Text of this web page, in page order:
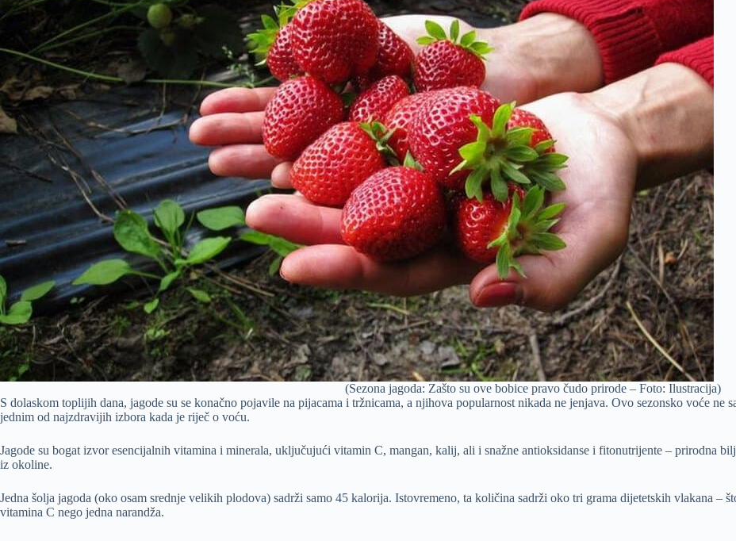
(Sezona jagoda: Zašto su ove bobice pravo čudo prirode – Foto: Ilustracija)
S dolaskom toplijih dana, jagode su se konačno pojavile na pijacama i tržnicama, a njihova popularnost nikada ne jenjava. Ovo sezonsko voće ne
jednim od najzdravijih izbora kada je riječ o voću.
Jagode su bogat izvor esencijalnih vitamina i minerala, uključujući vitamin C, mangan, kalij, ali i snažne antioksidanse i fitonutrijente – prirodna
iz okoline.
Jedna šolja jagoda (oko osam srednje velikih plodova) sadrži samo 45 kalorija. Istovremeno, ta količina sadrži oko tri grama dijetetskih vlakana –
vitamina C nego jedna narandža.